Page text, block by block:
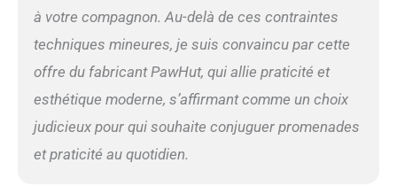
à votre compagnon. Au-delà de ces contraintes
techniques mineures, je suis convaincu par cette
offre du fabricant PawHut, qui allie praticité et
esthétique moderne, s’affirmant comme un choix
judicieux pour qui souhaite conjuguer promenades
et praticité au quotidien.